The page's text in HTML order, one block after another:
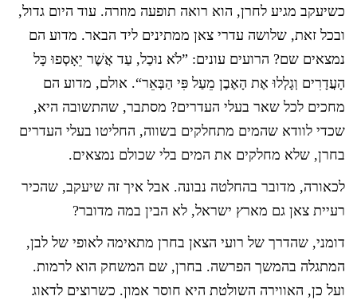
כשיעקב מגיע לחרן, הוא רואה תופעה מוזרה. עוד היום גדול,
ובכל זאת, שלושה עדרי צאן ממתינים ליד הבאר. מדוע הם
נמצאים שם? הרועים עונים: ”לֹא נוּכַל, עַד אֲשֶׁר יֵאָסְפוּ כָּל
הָעֲדָרִים וְגָלְלוּ אֶת הָאֶבֶן מֵעַל פִּי הַבְּאֵר“. אולם, מדוע הם
מחכים לכל שאר בעלי העדרים? מסתבר, שהתשובה היא,
שכדי לוודא שהמים מתחלקים בשווה, החליטו בעלי העדרים
בחרן, שלא מחלקים את המים בלי שכולם נמצאים.
לכאורה, מדובר בהחלטה נבונה. אבל איך זה שיעקב, שהכיר
רעיית צאן גם מארץ ישראל, לא הבין במה מדובר?
דומני, שהדרך של רועי הצאן בחרן מתאימה לאופי של לבן,
המתגלה בהמשך הפרשה. בחרן, שם המשחק הוא לרמות.
ועל כן, האווירה השולטת היא חוסר אמון. כשרוצים לדאוג